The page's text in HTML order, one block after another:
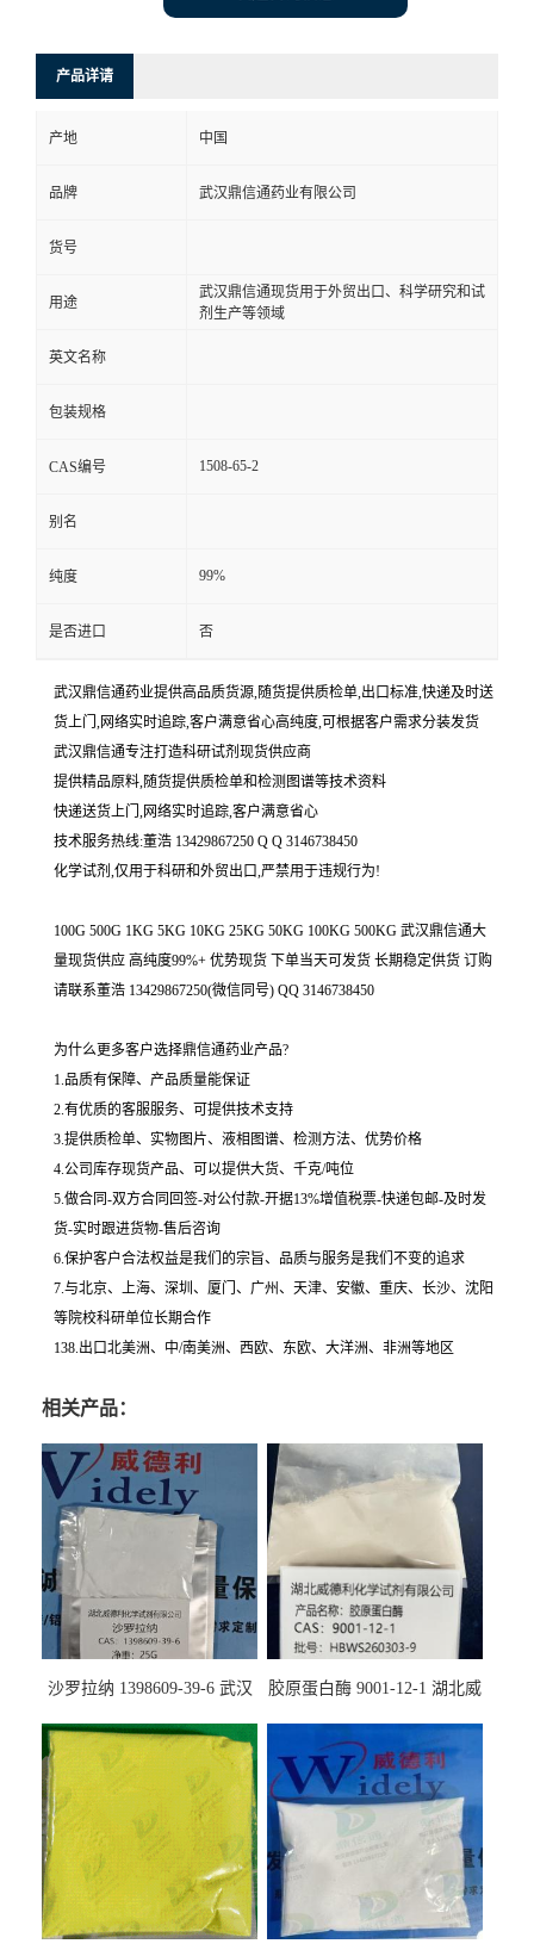
产品详请
产地 中国
品牌 武汉鼎信通药业有限公司
货号
用途
武汉鼎信通现货用于外贸出口、科学研究和试
剂生产等领域
英文名称
包装规格
CAS编号 1508-65-2
别名
纯度 99%
是否进口 否
武汉鼎信通药业提供高品质货源,随货提供质检单,出口标准,快递及时送
货上门,网络实时追踪,客户满意省心高纯度,可根据客户需求分装发货
武汉鼎信通专注打造科研试剂现货供应商
提供精品原料,随货提供质检单和检测图谱等技术资料
快递送货上门,网络实时追踪,客户满意省心
技术服务热线:董浩 13429867250 Q Q 3146738450
化学试剂,仅用于科研和外贸出口,严禁用于违规行为!
100G 500G 1KG 5KG 10KG 25KG 50KG 100KG 500KG 武汉鼎信通大
量现货供应 高纯度99%+ 优势现货 下单当天可发货 长期稳定供货 订购
请联系董浩 13429867250(微信同号) QQ 3146738450
为什么更多客户选择鼎信通药业产品?
1.品质有保障、产品质量能保证
2.有优质的客服服务、可提供技术支持
3.提供质检单、实物图片、液相图谱、检测方法、优势价格
4.公司库存现货产品、可以提供大货、千克/吨位
5.做合同-双方合同回签-对公付款-开据13%增值税票-快递包邮-及时发
货-实时跟进货物-售后咨询
6.保护客户合法权益是我们的宗旨、品质与服务是我们不变的追求
7.与北京、上海、深圳、厦门、广州、天津、安徽、重庆、长沙、沈阳
等院校科研单位长期合作
138.出口北美洲、中/南美洲、西欧、东欧、大洋洲、非洲等地区
相关产品：
沙罗拉纳 1398609-39-6 武汉
胶原蛋白酶 9001-12-1 湖北威